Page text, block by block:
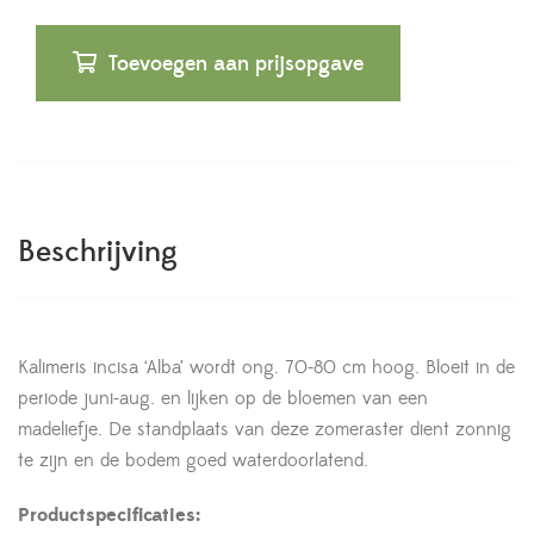
Toevoegen aan prijsopgave
Beschrijving
Kalimeris incisa ‘Alba’ wordt ong. 70-80 cm hoog. Bloeit in de
periode juni-aug. en lijken op de bloemen van een
madeliefje. De standplaats van deze zomeraster dient zonnig
te zijn en de bodem goed waterdoorlatend.
Productspecificaties: